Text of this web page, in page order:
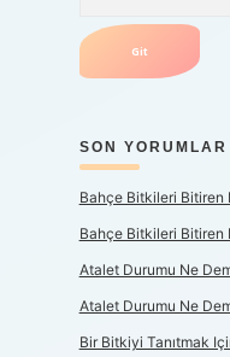
SON YORUMLAR
Bahçe Bitkileri Bitiren
Bahçe Bitkileri Bitiren
Atalet Durumu Ne
Atalet Durumu Ne
Bir Bitkiyi Tanıtmak